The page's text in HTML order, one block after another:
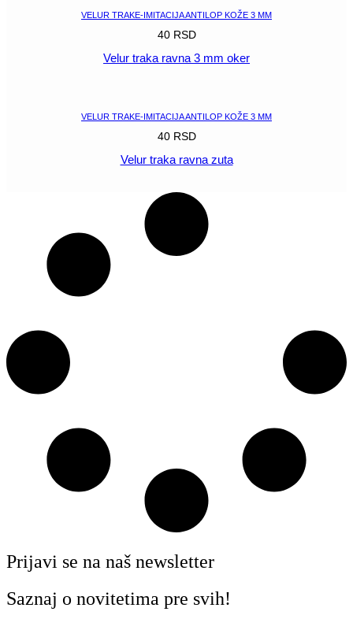
VELUR TRAKE-IMITACIJA ANTILOP KOŽE 3 MM
40 RSD
Velur traka ravna 3 mm oker
VELUR TRAKE-IMITACIJA ANTILOP KOŽE 3 MM
40 RSD
Velur traka ravna zuta
Prijavi se na naš newsletter
Saznaj o novitetima pre svih!